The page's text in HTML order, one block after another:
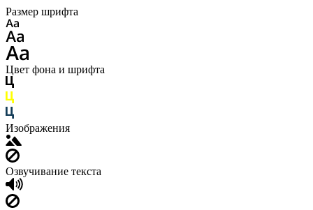
Размер шрифта
Цвет фона и шрифта
Изображения
Озвучивание текста